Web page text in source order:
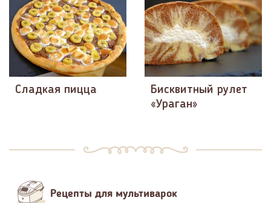
Сладкая пицца
Бисквитный рулет
«Ураган»
Рецепты для мультиварок